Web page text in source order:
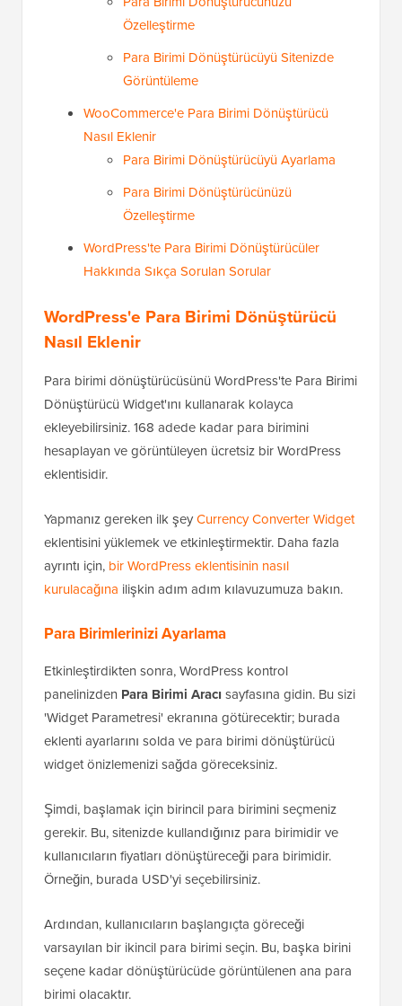
Özelleştirme
Para Birimi Dönüştürücüyü Sitenizde
Görüntüleme
WooCommerce'e Para Birimi Dönüştürücü
Nasıl Eklenir
Para Birimi Dönüştürücüyü Ayarlama
Para Birimi Dönüştürücünüzü
Özelleştirme
WordPress'te Para Birimi Dönüştürücüler
Hakkında Sıkça Sorulan Sorular
WordPress'e Para Birimi Dönüştürücü
Nasıl Eklenir
Para birimi dönüştürücüsünü WordPress'te Para Birimi
Dönüştürücü Widget'ını kullanarak kolayca
ekleyebilirsiniz. 168 adede kadar para birimini
hesaplayan ve görüntüleyen ücretsiz bir WordPress
eklentisidir.
Yapmanız gereken ilk şeyCurrency Converter Widget
eklentisini yüklemek ve etkinleştirmektir. Daha fazla
ayrıntı için, bir WordPress eklentisinin nasıl
kurulacağına ilişkin adım adım kılavuzumuza bakın.
Para Birimlerinizi Ayarlama
Etkinleştirdikten sonra, WordPress kontrol
panelinizden Para Birimi Aracı sayfasına gidin. Bu sizi
'Widget Parametresi' ekranına götürecektir; burada
eklenti ayarlarını solda ve para birimi dönüştürücü
widget önizlemenizi sağda göreceksiniz.
Şimdi, başlamak için birincil para birimini seçmeniz
gerekir. Bu, sitenizde kullandığınız para birimidir ve
kullanıcıların fiyatları dönüştüreceği para birimidir.
Örneğin, burada USD'yi seçebilirsiniz.
Ardından, kullanıcıların başlangıçta göreceği
varsayılan bir ikincil para birimi seçin. Bu, başka birini
seçene kadar dönüştürücüde görüntülenen ana para
birimi olacaktır.